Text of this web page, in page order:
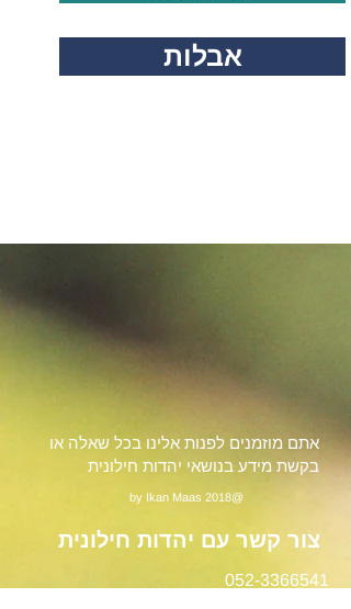
אבלות
אתם מוזמנים לפנות אלינו בכל שאלה או
בקשת מידע בנושאי יהדות חילונית
@2018 by Ikan Maas
צור קשר עם יהדות חילונית
052-3366541